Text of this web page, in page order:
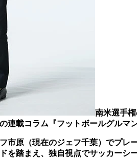
南米選手
連載コラム『フットボールグルマ
市原（現在のジェフ千葉）でプ
を踏まえ、独自視点でサッカーシ